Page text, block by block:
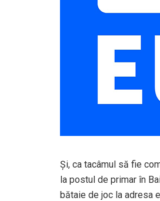
Și, ca tacâmul să fie
la postul de primar în
bătaie de joc la adresa